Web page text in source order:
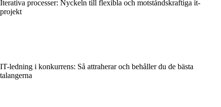
Iterativa processer: Nyckeln till flexibla och motståndskraftiga it-
projekt
IT-ledning i konkurrens: Så attraherar och behåller du de bästa
talangerna